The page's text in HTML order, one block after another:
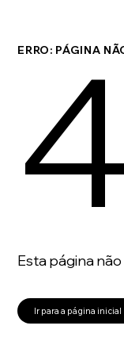
ERRO: PÁGINA
Esta página
Ir para a página inicial